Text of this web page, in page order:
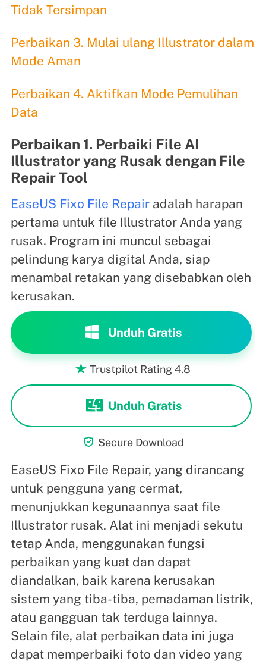
Tidak Tersimpan
Perbaikan 3. Mulai ulang Illustrator dalam
Mode Aman
Perbaikan 4. Aktifkan Mode Pemulihan
Data
Perbaikan 1. Perbaiki File AI
Illustrator yang Rusak dengan File
Repair Tool
EaseUS Fixo File Repairadalah harapan
pertama untuk file Illustrator Anda yang
rusak. Program ini muncul sebagai
pelindung karya digital Anda, siap
menambal retakan yang disebabkan oleh
kerusakan.
Unduh Gratis
 Trustpilot Rating 4.8
Unduh Gratis
 Secure Download
EaseUS Fixo File Repair, yang dirancang
untuk pengguna yang cermat,
menunjukkan kegunaannya saat file
Illustrator rusak. Alat ini menjadi sekutu
tetap Anda, menggunakan fungsi
perbaikan yang kuat dan dapat
diandalkan, baik karena kerusakan
sistem yang tiba-tiba, pemadaman listrik,
atau gangguan tak terduga lainnya.
Selain file, alat perbaikan data ini juga
dapat memperbaiki foto dan video yang